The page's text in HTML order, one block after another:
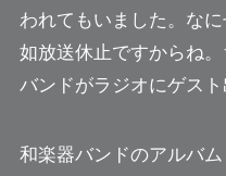
われてもいました。な
如放送休止ですからね。
バンドがラジオにゲスト
和楽器バンドのアルバ